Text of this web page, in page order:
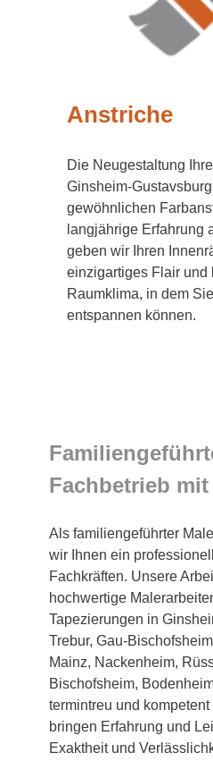
Anstriche
Die Neugestaltung
Ginsheim-
gewöhnlichen
langjährige Erfahrung
geben wir Ihren
einzigartiges Flair und
Raumklima, in dem
entspannen können.
Fachbetrieb
Als familiengeführter
wir Ihnen ein
Fachkräften. Unsere
hochwertige
Tapezierungen in
Trebur, Gau-
Mainz, Nackenheim,
Bischofsheim,
termintreu und
bringen Erfahrung und
Exaktheit und